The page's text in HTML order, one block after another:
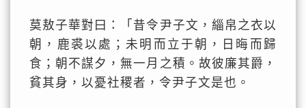
莫敖子華對曰：「昔令尹子文，緇帛之衣以
朝，鹿裘以處；未明而立于朝，日晦而歸
食；朝不謀夕，無一月之積。故彼廉其爵，
貧其身，以憂社稷者，令尹子文是也。